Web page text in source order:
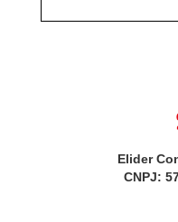
Elider
CNPJ: